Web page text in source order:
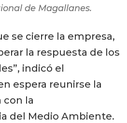
de Magallanes.
se cierre la empresa,
la respuesta de los
indicó el
espera reunirse la
con la
del Medio Ambiente.